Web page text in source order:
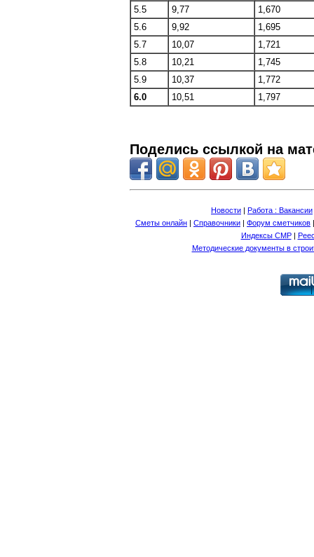
5.5
9,77
1,670
5.6
9,92
1,695
5.7
10,07
1,721
5.8
10,21
1,745
5.9
10,37
1,772
6.0
10,51 1,797
Поделись ссылкой на
Новости | Работа : Вакансии
Сметы онлайн | Справочники | Форум сметчиков
Индексы СМР|
Методические документы в